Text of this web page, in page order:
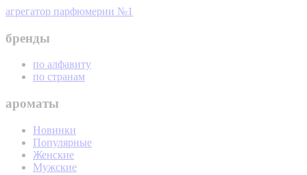
агрегатор парфюмерии №1
бренды
по алфавиту
по странам
ароматы
Новинки
Популярные
Женские
Мужские